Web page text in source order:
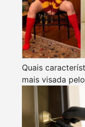
Quais
mais visada